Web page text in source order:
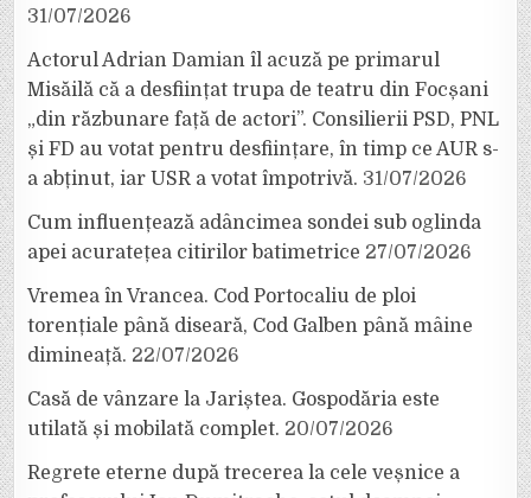
31/07/2026
Actorul Adrian Damian îl acuză pe primarul
Misăilă că a desființat trupa de teatru din Focșani
„din răzbunare față de actori”. Consilierii PSD, PNL
și FD au votat pentru desființare, în timp ce AUR s-
a abținut, iar USR a votat împotrivă. 31/07/2026
Cum influențează adâncimea sondei sub oglinda
apei acuratețea citirilor batimetrice 27/07/2026
Vremea în Vrancea. Cod Portocaliu de ploi
torențiale până diseară, Cod Galben până mâine
dimineață. 22/07/2026
Casă de vânzare la Jariștea. Gospodăria este
utilată și mobilată complet. 20/07/2026
Regrete eterne după trecerea la cele veșnice a